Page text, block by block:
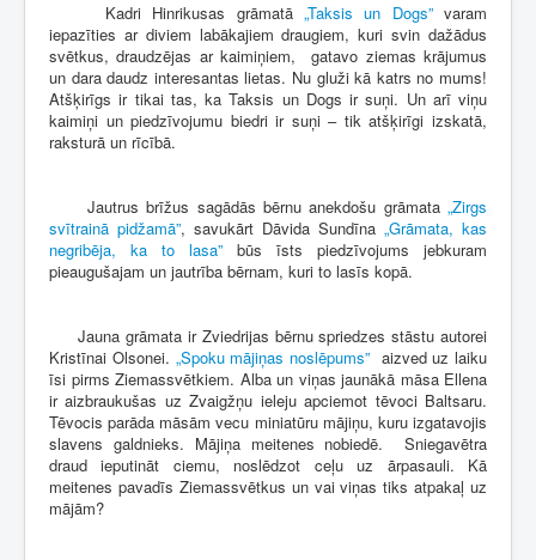
Kadri Hinrikusas grāmatā „Taksis un Dogs”varam
iepazīties ar diviem labākajiem draugiem, kuri svin dažādus
svētkus, draudzējas ar kaimiņiem, gatavo ziemas krājumus
un dara daudz interesantas lietas. Nu gluži kā katrs no mums!
Atšķirīgs ir tikai tas, ka Taksis un Dogs ir suņi. Un arī viņu
kaimiņi un piedzīvojumu biedri ir suņi – tik atšķirīgi izskatā,
raksturā un rīcībā.
Jautrus brīžus sagādās bērnu anekdošu grāmata „Zirgs
svītrainā pidžamā”, savukārt Dāvida Sundīna „Grāmata, kas
negribēja, ka to lasa” būs īsts piedzīvojums jebkuram
pieaugušajam un jautrība bērnam, kuri to lasīs kopā.
Jauna grāmata ir Zviedrijas bērnu spriedzes stāstu autorei
Kristīnai Olsonei. „Spoku mājiņas noslēpums” aizved uz laiku
īsi pirms Ziemassvētkiem. Alba un viņas jaunākā māsa Ellena
ir aizbraukušas uz Zvaigžņu ieleju apciemot tēvoci Baltsaru.
Tēvocis parāda māsām vecu miniatūru mājiņu, kuru izgatavojis
slavens galdnieks. Mājiņa meitenes nobiedē. Sniegavētra
draud ieputināt ciemu, noslēdzot ceļu uz ārpasauli. Kā
meitenes pavadīs Ziemassvētkus un vai viņas tiks atpakaļ uz
mājām?